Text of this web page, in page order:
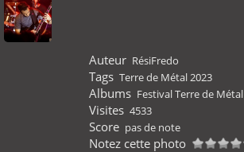
Auteur RésiFredo
Tags Terre de Métal 2023
Albums Festival Terre de Métal
Visites 4533
Score pas de note
Notez cette photo